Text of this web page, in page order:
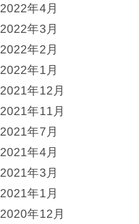
2022年4月
2022年3月
2022年2月
2022年1月
2021年12月
2021年11月
2021年7月
2021年4月
2021年3月
2021年1月
2020年12月